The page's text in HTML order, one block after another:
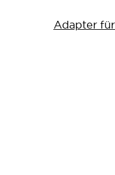
Adapter